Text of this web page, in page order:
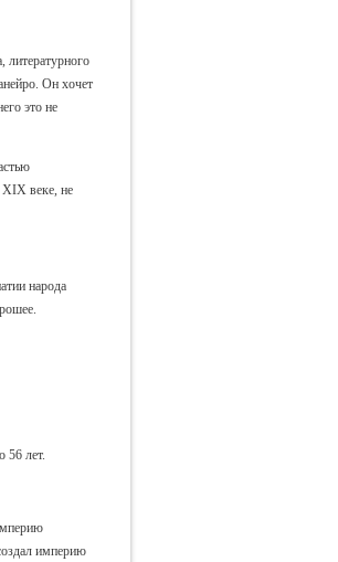
литературного
Он хочет
это не
XIX веке, не
народа
56 лет.
империю